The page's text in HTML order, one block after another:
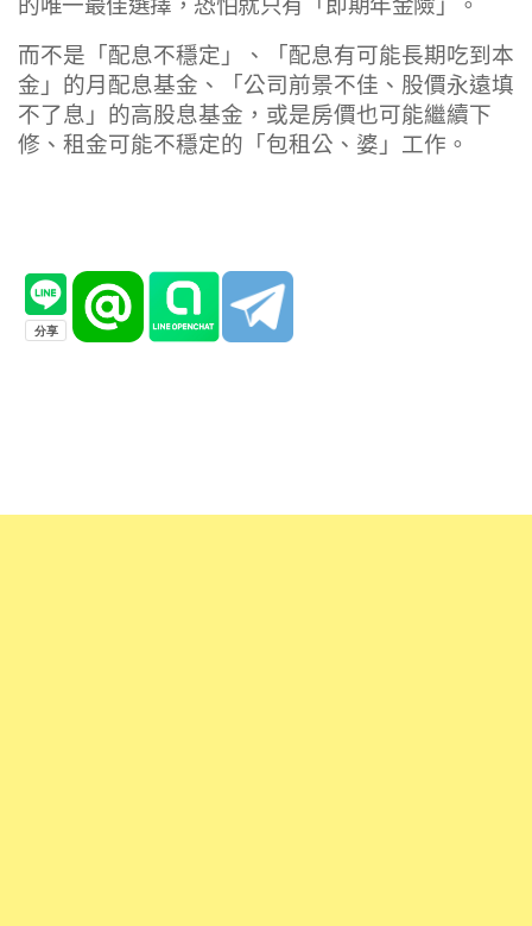
的唯一最佳選擇，恐怕就只有「即期年金險」。
而不是「配息不穩定」、「配息有可能長期吃到本
金」的月配息基金、「公司前景不佳、股價永遠填
不了息」的高股息基金，或是房價也可能繼續下
修、租金可能不穩定的「包租公、婆」工作。